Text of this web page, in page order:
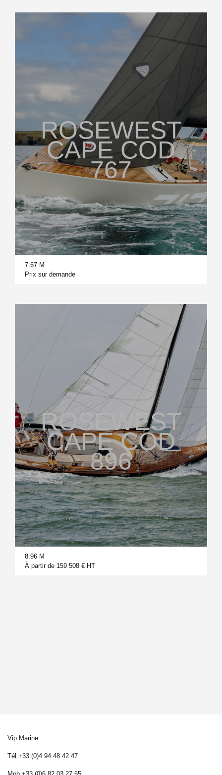
ROSEWEST
CAPE COD
767
7.67 M
Prix sur demande
ROSEWEST
CAPE COD
896
8.96 M
À partir de 159 508 € HT
Vip Marine
Tél +33 (0)4 94 48 42 47